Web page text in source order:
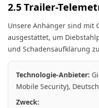
2.5 Trailer-
Unsere Anhänger sind mit
ausgestattet, um
und Schadensaufklärung
Technologie-Anbieter:
Mobile Security),
Zweck: